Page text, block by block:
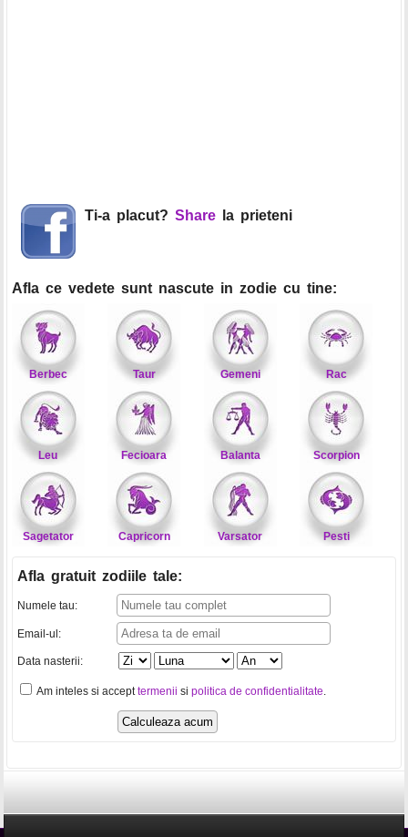
Ti-a placut? Share la prieteni
Afla ce vedete sunt nascute in zodie cu tine:
Berbec Taur Gemeni Rac
Leu Fecioara Balanta Scorpion
Sagetator Capricorn Varsator Pesti
Afla gratuit zodiile tale:
Numele tau:
Email-ul:
Data nasterii:
Am inteles si accepttermenii si politica de confidentialitate.